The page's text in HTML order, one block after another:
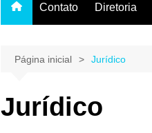
Contato Diretoria
Página inicial Jurídico
Jurídico